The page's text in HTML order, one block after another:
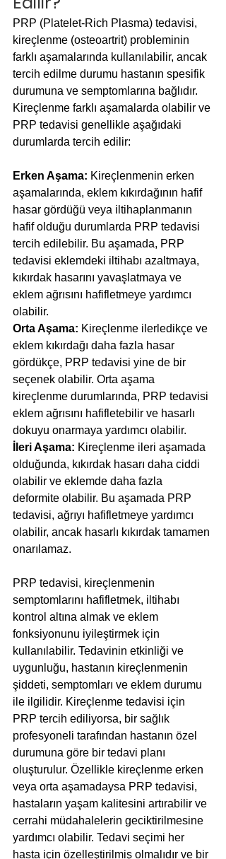
PRP (Platelet-Rich Plasma) tedavisi,
kireçlenme (osteoartrit) probleminin
farklı aşamalarında kullanılabilir, ancak
tercih edilme durumu hastanın spesifik
durumuna ve semptomlarına bağlıdır.
Kireçlenme farklı aşamalarda olabilir ve
PRP tedavisi genellikle aşağıdaki
durumlarda tercih edilir:
Erken Aşama: Kireçlenmenin erken
aşamalarında, eklem kıkırdağının hafif
hasar gördüğü veya iltihaplanmanın
hafif olduğu durumlarda PRP tedavisi
tercih edilebilir. Bu aşamada, PRP
tedavisi eklemdeki iltihabı azaltmaya,
kıkırdak hasarını yavaşlatmaya ve
eklem ağrısını hafifletmeye yardımcı
olabilir.
Orta Aşama: Kireçlenme ilerledikçe ve
eklem kıkırdağı daha fazla hasar
gördükçe, PRP tedavisi yine de bir
seçenek olabilir. Orta aşama
kireçlenme durumlarında, PRP tedavisi
eklem ağrısını hafifletebilir ve hasarlı
dokuyu onarmaya yardımcı olabilir.
İleri Aşama: Kireçlenme ileri aşamada
olduğunda, kıkırdak hasarı daha ciddi
olabilir ve eklemde daha fazla
deformite olabilir. Bu aşamada PRP
tedavisi, ağrıyı hafifletmeye yardımcı
olabilir, ancak hasarlı kıkırdak tamamen
onarılamaz.
PRP tedavisi, kireçlenmenin
semptomlarını hafifletmek, iltihabı
kontrol altına almak ve eklem
fonksiyonunu iyileştirmek için
kullanılabilir. Tedavinin etkinliği ve
uygunluğu, hastanın kireçlenmenin
şiddeti, semptomları ve eklem durumu
ile ilgilidir. Kireçlenme tedavisi için
PRP tercih ediliyorsa, bir sağlık
profesyoneli tarafından hastanın özel
durumuna göre bir tedavi planı
oluşturulur. Özellikle kireçlenme erken
veya orta aşamadaysa PRP tedavisi,
hastaların yaşam kalitesini artırabilir ve
cerrahi müdahalelerin geciktirilmesine
yardımcı olabilir. Tedavi seçimi her
hasta için özelleştirilmiş olmalıdır ve bir